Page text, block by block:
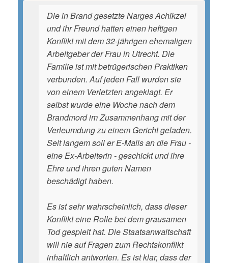
Die in Brand gesetzte Narges Achikzei
und ihr Freund hatten einen heftigen
Konflikt mit dem 32-jährigen ehemaligen
Arbeitgeber der Frau in Utrecht. Die
Familie ist mit betrügerischen Praktiken
verbunden. Auf jeden Fall wurden sie
von einem Verletzten angeklagt. Er
selbst wurde eine Woche nach dem
Brandmord im Zusammenhang mit der
Verleumdung zu einem Gericht geladen.
Seit langem soll er E-Mails an die Frau -
eine Ex-Arbeiterin - geschickt und ihre
Ehre und ihren guten Namen
beschädigt haben.
Es ist sehr wahrscheinlich, dass dieser
Konflikt eine Rolle bei dem grausamen
Tod gespielt hat. Die Staatsanwaltschaft
will nie auf Fragen zum Rechtskonflikt
inhaltlich antworten. Es ist klar, dass der